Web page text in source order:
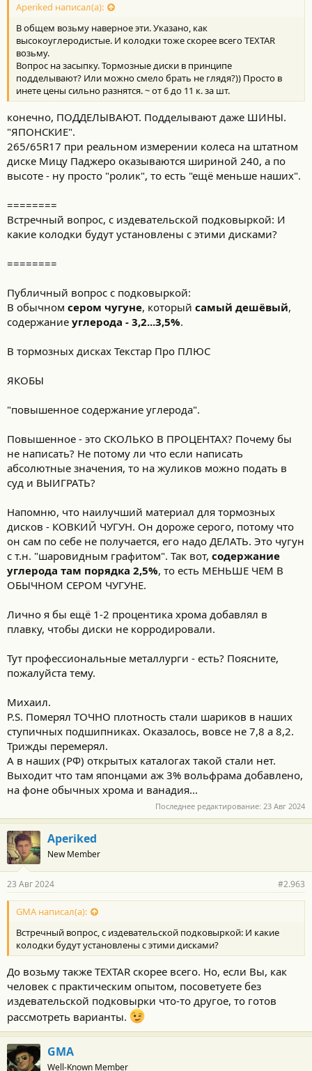
Aperiked написал(а):
В общем возьму наверное эти. Указано, как
высокоуглеродистые. И колодки тоже скорее всего TEXTAR
возьму.
Вопрос на засыпку. Тормозные диски в принципе
подделывают? Или можно смело брать не глядя?)) Просто в
инете цены сильно разнятся. ~ от 6 до 11 к. за шт.
конечно, ПОДДЕЛЫВАЮТ. Подделывают даже ШИНЫ.
"ЯПОНСКИЕ".
265/65R17 при реальном измерении колеса на штатном
диске Мицу Паджеро оказываются шириной 240, а по
высоте - ну просто "ролик", то есть "ещё меньше наших".
========
Встречный вопрос, с издевательской подковыркой: И
какие колодки будут установлены с этими дисками?
========
Публичный вопрос с подковыркой:
В обычном сером чугуне, который самый дешёвый,
содержание углерода - 3,2...3,5%.
В тормозных дисках Текстар Про ПЛЮС
ЯКОБЫ
"повышенное содержание углерода".
Повышенное - это СКОЛЬКО В ПРОЦЕНТАХ? Почему бы
не написать? Не потому ли что если написать
абсолютные значения, то на жуликов можно подать в
суд и ВЫИГРАТЬ?
Напомню, что наилучший материал для тормозных
дисков - КОВКИЙ ЧУГУН. Он дороже серого, потому что
он сам по себе не получается, его надо ДЕЛАТЬ. Это чугун
с т.н. "шаровидным графитом". Так вот, содержание
углерода там порядка 2,5%, то есть МЕНЬШЕ ЧЕМ В
ОБЫЧНОМ СЕРОМ ЧУГУНЕ.
Лично я бы ещё 1-2 процентика хрома добавлял в
плавку, чтобы диски не корродировали.
Тут профессиональные металлурги - есть? Поясните,
пожалуйста тему.
Михаил.
P.S. Померял ТОЧНО плотность стали шариков в наших
ступичных подшипниках. Оказалось, вовсе не 7,8 а 8,2.
Трижды перемерял.
А в наших (РФ) открытых каталогах такой стали нет.
Выходит что там японцами аж 3% вольфрама добавлено,
на фоне обычных хрома и ванадия...
Последнее редактирование: 23 Авг 2024
Aperiked
New Member
23 Авг 2024 #2.963
GMA написал(а):
Встречный вопрос, с издевательской подковыркой: И какие
колодки будут установлены с этими дисками?
До возьму также TEXTAR скорее всего. Но, если Вы, как
человек с практическим опытом, посоветуете без
издевательской подковырки что-то другое, то готов
рассмотреть варианты.
GMA
Well-Known Member